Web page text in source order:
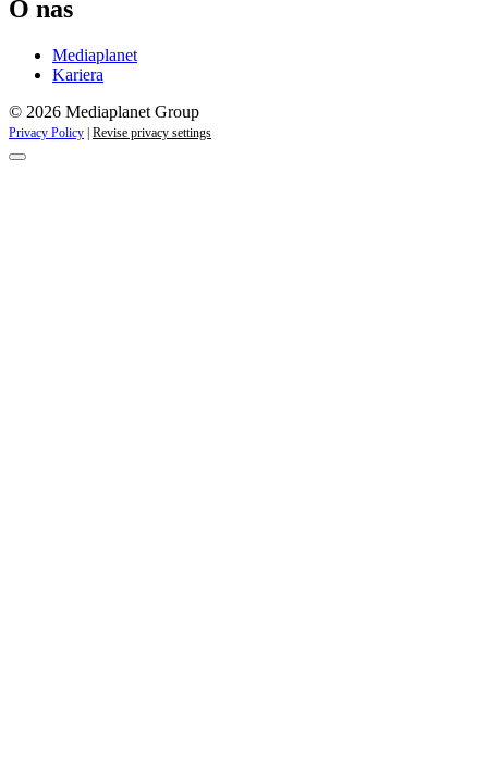
O nas
Mediaplanet
Kariera
© 2026 Mediaplanet Group
Privacy Policy Revise privacy settings